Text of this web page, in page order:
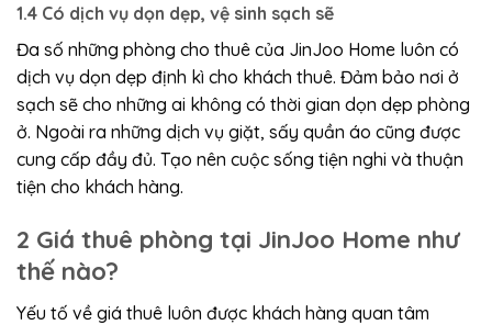
1.4 Có dịch vụ dọn dẹp, vệ sinh sạch sẽ
Đa số những phòng cho thuê của JinJoo Home luôn có
dịch vụ dọn dẹp định kì cho khách thuê. Đảm bảo nơi ở
sạch sẽ cho những ai không có thời gian dọn dẹp phòng
ở. Ngoài ra những dịch vụ giặt, sấy quần áo cũng được
cung cấp đầy đủ. Tạo nên cuộc sống tiện nghi và thuận
tiện cho khách hàng.
2 Giá thuê phòng tại JinJoo Home như
thế nào?
Yếu tố về giá thuê luôn được khách hàng quan tâm